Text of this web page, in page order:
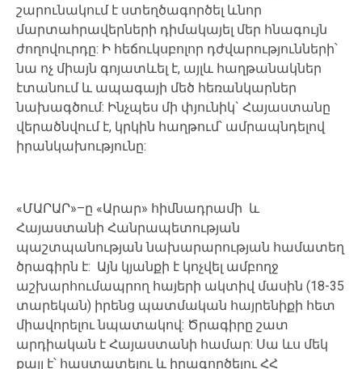
շարունակում է ստեղծագործել ևնոր
մարտահրավերների դիմակայել մեր հնագույն
ժողովուրդը: Ի հեճուկսբոլոր դժվարությունների՝
նա ոչ միայն գոյատևել է, այլև հաղթանակներ
էտանում և ապագայի մեծ հեռանկարներ
նախագծում: Ինչպես մի փյունիկ` Հայաստանը
վերածնվում է, կրկին հաղթում՝ ամրապնդելով
իրանկախությունը:
«ՄԱՐԱՐ»–ը «Արար» հիմնադրամի և
Հայաստանի Հանրապետության
պաշտպանության նախարարության համատեղ
ծրագիրն է: Այն կյանքի է կոչվել ամբողջ
աշխարհումապրող հայերի ակտիվ մասին (18-35
տարեկան) իրենց պատմական հայրենիքի հետ
միավորելու նպատակով: Ծրագիրը շատ
արդիական է Հայաստանի համար: Սա ևս մեկ
քայլ է՝ հաստատելու և իրագործելու ՀՀ